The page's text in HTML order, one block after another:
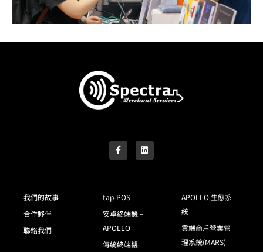
我們的故事
合作夥伴
聯絡我們
tap-POS
安卓終端機 –
APOLLO
傳統終端機
APOLLO 生態系
統
雲端商戶營業管
理系統(MARS)